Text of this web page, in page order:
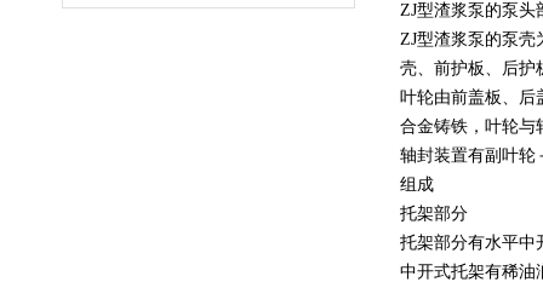
ZJ型渣浆泵的泵
ZJ型渣浆泵的泵壳
壳、前护板、后护
叶轮由前盖板、后
合金铸铁，叶轮
轴封装置有副叶轮
组成
托架部分
托架部分有水平
中开式托架有稀油